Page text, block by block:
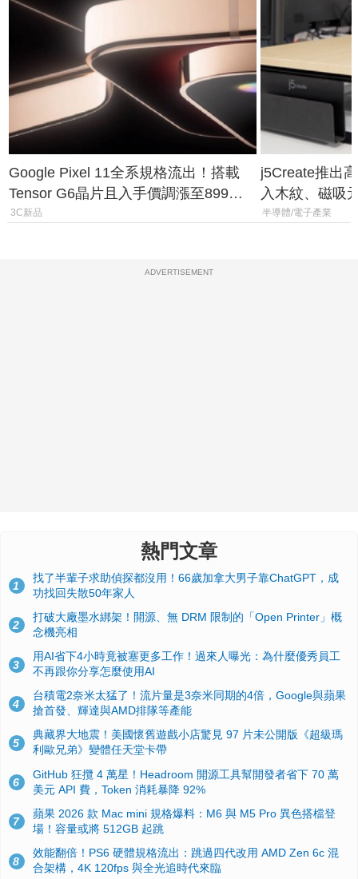
Google Pixel 11全系規格流出！搭載
Tensor G6晶片且入手價調漲至899美
元
3C新品
j5Create推出
入木紋、磁吸
半導體/電子產業
ADVERTISEMENT
熱門文章
1
找了半輩子求助偵探都沒用！66歲加拿大男子靠ChatGPT，成
功找回失散50年家人
2
打破大廠墨水綁架！開源、無 DRM 限制的「Open Printer」概
念機亮相
3
用AI省下4小時竟被塞更多工作！過來人曝光：為什麼優秀員工
不再跟你分享怎麼使用AI
4
台積電2奈米太猛了！流片量是3奈米同期的4倍，Google與蘋果
搶首發、輝達與AMD排隊等產能
5
典藏界大地震！美國懷舊遊戲小店驚見 97 片未公開版《超級瑪
利歐兄弟》變體任天堂卡帶
6
GitHub 狂攬 4 萬星！Headroom 開源工具幫開發者省下 70 萬
美元 API 費，Token 消耗暴降 92%
7
蘋果 2026 款 Mac mini 規格爆料：M6 與 M5 Pro 異色搭檔登
場！容量或將 512GB 起跳
8
效能翻倍！PS6 硬體規格流出：跳過四代改用 AMD Zen 6c 混
合架構，4K 120fps 與全光追時代來臨